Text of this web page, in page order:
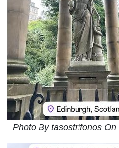
Photo By tasostrifonos On